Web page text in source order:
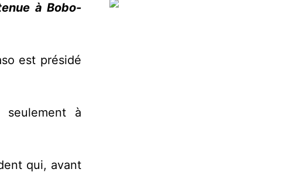
à Bobo-
est présidé
seulement à
qui, avant